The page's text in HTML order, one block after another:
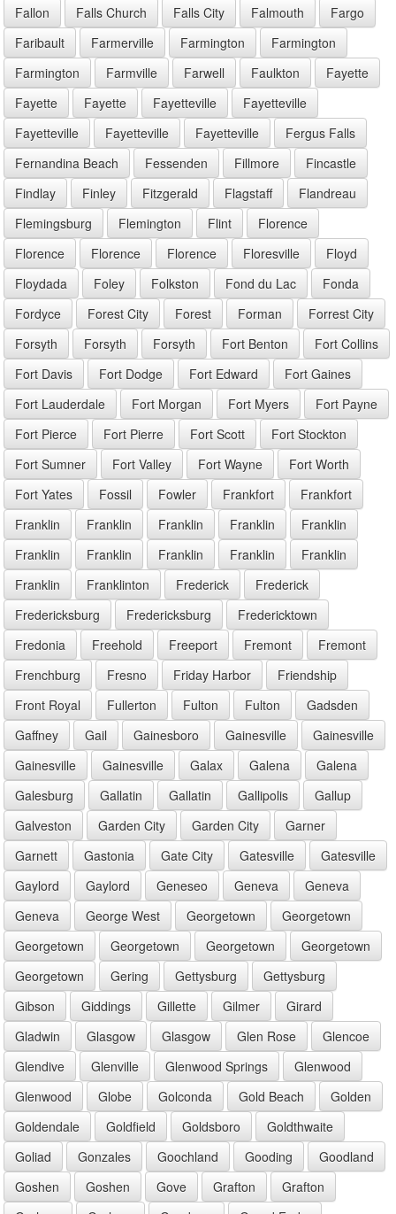
Fallon Falls Church Falls City Falmouth
Fargo
Faribault
Farmerville Farmington
Farmington
Farmington
Farmville Farwell Faulkton
Fayette
Fayette
Fayette Fayetteville
Fayetteville
Fayetteville
Fayetteville Fayetteville
Fergus Falls
Fernandina Beach
Fessenden Fillmore
Fincastle
Findlay
Finley Fitzgerald Flagstaff
Flandreau
Flemingsburg
Flemington Flint
Florence
Florence
Florence Florence Floresville
Floyd
Floydada
Foley Folkston Fond du Lac
Fonda
Fordyce
Forest City Forest Forman
Forrest City
Forsyth
Forsyth Forsyth Fort Benton
Fort Collins
Fort Davis
Fort Dodge Fort Edward
Fort Gaines
Fort Lauderdale
Fort Morgan Fort Myers
Fort Payne
Fort Pierce
Fort Pierre Fort Scott
Fort Stockton
Fort Sumner
Fort Valley Fort Wayne
Fort Worth
Fort Yates
Fossil Fowler Frankfort
Frankfort
Franklin
Franklin Franklin Franklin
Franklin
Franklin
Franklin Franklin Franklin
Franklin
Franklin
Franklinton Frederick
Frederick
Fredericksburg
Fredericksburg
Fredericktown
Fredonia
Freehold Freeport Fremont
Fremont
Frenchburg
Fresno Friday Harbor
Friendship
Front Royal
Fullerton Fulton Fulton
Gadsden
Gaffney
Gail Gainesboro Gainesville
Gainesville
Gainesville
Gainesville Galax Galena
Galena
Galesburg
Gallatin Gallatin Gallipolis
Gallup
Galveston
Garden City Garden City
Garner
Garnett
Gastonia Gate City Gatesville
Gatesville
Gaylord
Gaylord Geneseo Geneva
Geneva
Geneva
George West Georgetown
Georgetown
Georgetown
Georgetown Georgetown
Georgetown
Georgetown
Gering Gettysburg
Gettysburg
Gibson
Giddings Gillette Gilmer
Girard
Gladwin
Glasgow Glasgow Glen Rose
Glencoe
Glendive
Glenville Glenwood Springs
Glenwood
Glenwood
Globe Golconda Gold Beach
Golden
Goldendale
Goldfield Goldsboro
Goldthwaite
Goliad
Gonzales Goochland Gooding
Goodland
Goshen
Goshen Gove Grafton
Grafton